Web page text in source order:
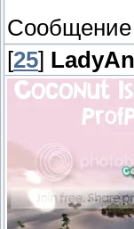
Сообщение
[25]